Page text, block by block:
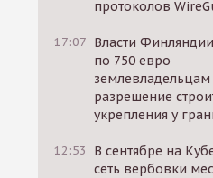
протоколов
17:07 Власти Финляндии
по 750 евро
землевладельцам
разрешение
укрепления у
12:53
В сентябре на
сеть вербовки